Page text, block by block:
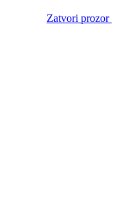
Zatvori prozor